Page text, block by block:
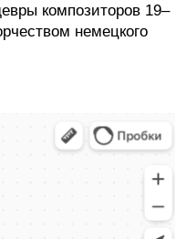
композиторов 19–
немецкого